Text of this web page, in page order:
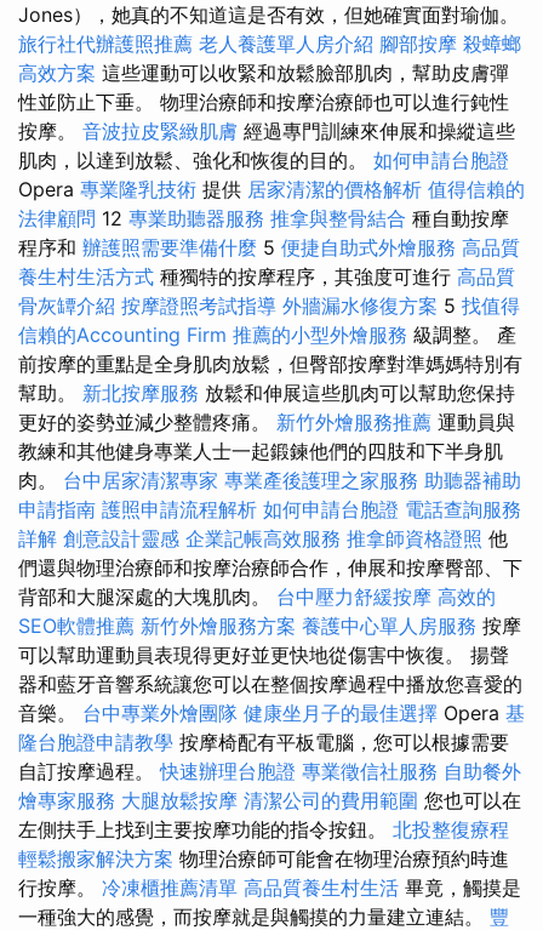
Jones），她真的不知道這是否有效，但她確實面對瑜伽。
旅行社代辦護照推薦 老人養護單人房介紹 腳部按摩 殺蟑螂
高效方案 這些運動可以收緊和放鬆臉部肌肉，幫助皮膚彈
性並防止下垂。 物理治療師和按摩治療師也可以進行鈍性
按摩。 音波拉皮緊緻肌膚 經過專門訓練來伸展和操縱這些
肌肉，以達到放鬆、強化和恢復的目的。 如何申請台胞證
Opera 專業隆乳技術 提供 居家清潔的價格解析 值得信賴的
法律顧問 12 專業助聽器服務 推拿與整骨結合 種自動按摩
程序和 辦護照需要準備什麼 5 便捷自助式外燴服務 高品質
養生村生活方式 種獨特的按摩程序，其強度可進行 高品質
骨灰罈介紹 按摩證照考試指導 外牆漏水修復方案 5 找值得
信賴的Accounting Firm 推薦的小型外燴服務 級調整。 產
前按摩的重點是全身肌肉放鬆，但臀部按摩對準媽媽特別有
幫助。 新北按摩服務 放鬆和伸展這些肌肉可以幫助您保持
更好的姿勢並減少整體疼痛。 新竹外燴服務推薦 運動員與
教練和其他健身專業人士一起鍛鍊他們的四肢和下半身肌
肉。 台中居家清潔專家 專業產後護理之家服務 助聽器補助
申請指南 護照申請流程解析 如何申請台胞證 電話查詢服務
詳解 創意設計靈感 企業記帳高效服務 推拿師資格證照 他
們還與物理治療師和按摩治療師合作，伸展和按摩臀部、下
背部和大腿深處的大塊肌肉。 台中壓力舒緩按摩 高效的
SEO軟體推薦 新竹外燴服務方案 養護中心單人房服務 按摩
可以幫助運動員表現得更好並更快地從傷害中恢復。 揚聲
器和藍牙音響系統讓您可以在整個按摩過程中播放您喜愛的
音樂。 台中專業外燴團隊 健康坐月子的最佳選擇 Opera 基
隆台胞證申請教學 按摩椅配有平板電腦，您可以根據需要
自訂按摩過程。快速辦理台胞證 專業徵信社服務 自助餐外
燴專家服務 大腿放鬆按摩 清潔公司的費用範圍 您也可以在
左側扶手上找到主要按摩功能的指令按鈕。 北投整復療程
輕鬆搬家解決方案 物理治療師可能會在物理治療預約時進
行按摩。 冷凍櫃推薦清單 高品質養生村生活 畢竟，觸摸是
一種強大的感覺，而按摩就是與觸摸的力量建立連結。 豐